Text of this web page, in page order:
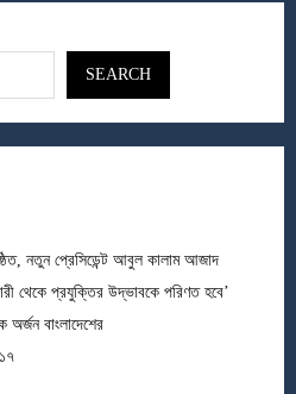
SEARCH
নতুন প্রেসিডেন্ট আবুল কালাম আজাদ
থেকে প্রযুক্তির উদ্ভাবকে পরিণত হবে’
বাংলাদেশের